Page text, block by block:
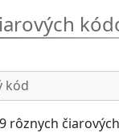
kód
rôznych